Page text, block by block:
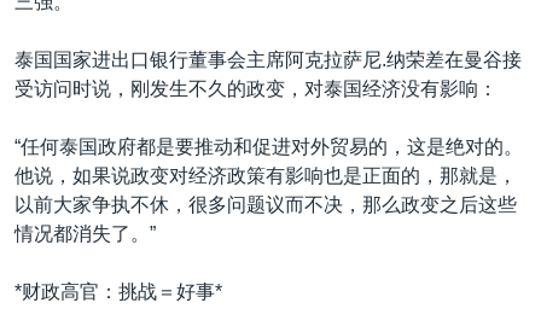
泰国国家进出口银行董事会主席阿克拉萨尼.纳荣差在曼谷接
受访问时说，刚发生不久的政变，对泰国经济没有影响：
“任何泰国政府都是要推动和促进对外贸易的，这是绝对的。
他说，如果说政变对经济政策有影响也是正面的，那就是，
以前大家争执不休，很多问题议而不决，那么政变之后这些
情况都消失了。”
*财政高官：挑战＝好事*